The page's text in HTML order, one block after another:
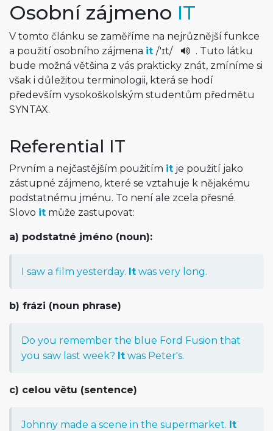
Osobní zájmeno IT
V tomto článku se zaměříme na nejrůznější funkce
a použití osobního zájmena it /'ɪt/
. Tuto látku
bude možná většina z vás prakticky znát, zmíníme si
však i důležitou terminologii, která se hodí
především vysokoškolským studentům předmětu
SYNTAX.
Referential IT
Prvním a nejčastějším použitím it je použití jako
zástupné zájmeno, které se vztahuje k nějakému
podstatnému jménu. To není ale zcela přesné.
Slovo it může zastupovat:
a) podstatné jméno (noun):
I saw a film yesterday. It was very long.
b) frázi (noun phrase)
Do you remember the blue Ford Fusion that
you saw last week? It was Peter's.
c) celou větu (sentence)
Johnny made a scene in the supermarket. It